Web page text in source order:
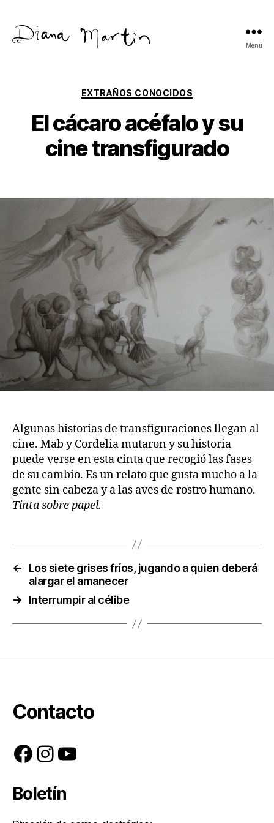
Menú
Categorías
EXTRAÑOS CONOCIDOS
El cácaro acéfalo y su
cine transfigurado
Algunas historias de transfiguraciones llegan al
cine. Mab y Cordelia mutaron y su historia
puede verse en esta cinta que recogió las fases
de su cambio. Es un relato que gusta mucho a la
gente sin cabeza y a las aves de rostro humano.
Tinta sobre papel.
←
Los siete grises fríos, jugando a quien deberá
alargar el amanecer
→
Interrumpir al célibe
Contacto
Facebook
Instagram
YouTube
Boletín